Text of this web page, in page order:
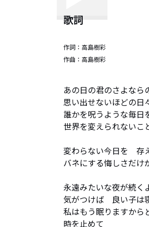
歌詞
作詞： 高島樹彩
作曲： 高島樹彩
あの日の君のさよなら
思い出せないほどの日
誰かを呪うような毎日
世界を変えられないこ
変わらない今日を　存
バネにする悔しさだけ
永遠みたいな夜が続く
気がつけば　良い子は
私はもう眠りますから
時を止めて